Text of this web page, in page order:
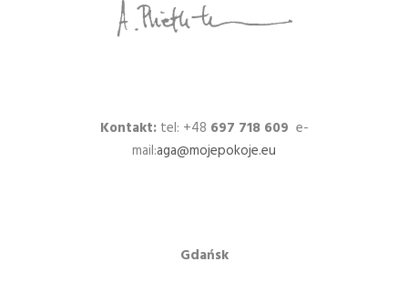
Kontakt:tel: +48 697 718 609 e-
mail:aga@mojepokoje.eu
Gdańsk